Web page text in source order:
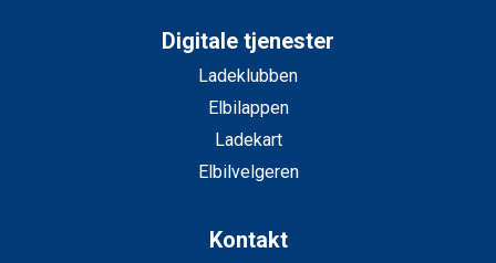
Digitale tjenester
Ladeklubben
Elbilappen
Ladekart
Elbilvelgeren
Kontakt